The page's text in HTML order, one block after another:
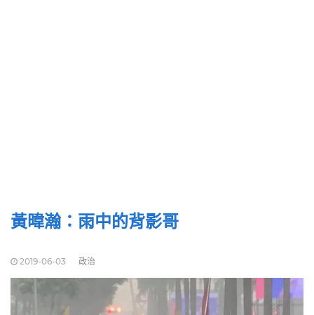
黃暐瀚：雨中的背影哥
2019-06-03 政治